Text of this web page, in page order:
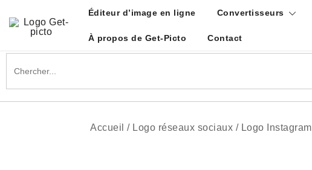
content
Éditeur d’image en ligne Convertisseurs
À propos de Get-Picto Contact
Search
for:
Accueil / Logo réseaux sociaux / Logo Instagram